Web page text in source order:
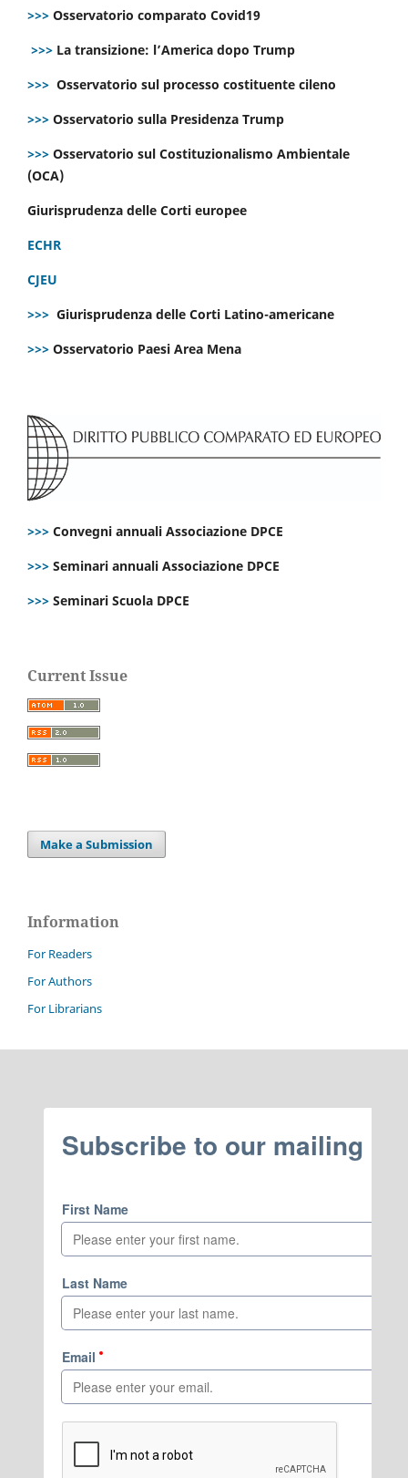
>>> Osservatorio comparato Covid19
>>> La transizione: l’America dopo Trump
>>> Osservatorio sul processo costituente cileno
>>> Osservatorio sulla Presidenza Trump
>>> Osservatorio sul Costituzionalismo Ambientale
(OCA)
Giurisprudenza delle Corti europee
ECHR
CJEU
>>> Giurisprudenza delle Corti Latino-americane
>>> Osservatorio Paesi Area Mena
>>> Convegni annuali Associazione DPCE
>>> Seminari annuali Associazione DPCE
>>> Seminari Scuola DPCE
Current Issue
Make a Submission
Information
For Readers
For Authors
For Librarians